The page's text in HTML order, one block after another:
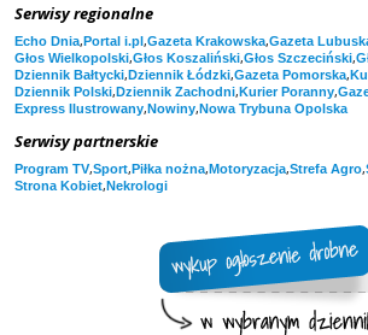
Serwisy regionalne
Echo Dnia,Portal i.pl,Gazeta Krakowska,Gazeta
Głos Wielkopolski,Głos Koszaliński,Głos Szczeciński,
Dziennik Bałtycki,Dziennik Łódzki,Gazeta Pomorska,
Dziennik Polski,Dziennik Zachodni,Kurier Poranny,
Express Ilustrowany,Nowiny,Nowa Trybuna Opolska
Serwisy partnerskie
Program TV,Sport,Piłka nożna,Motoryzacja,Strefa Agro,
Strona Kobiet,Nekrologi